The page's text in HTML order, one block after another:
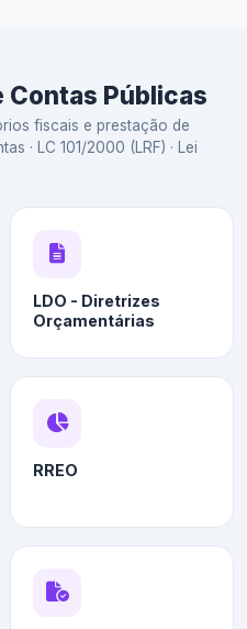
Contas Públicas
fiscais e prestação de
· LC 101/2000 (LRF) · Lei
LDO - Diretrizes
Orçamentárias
RREO